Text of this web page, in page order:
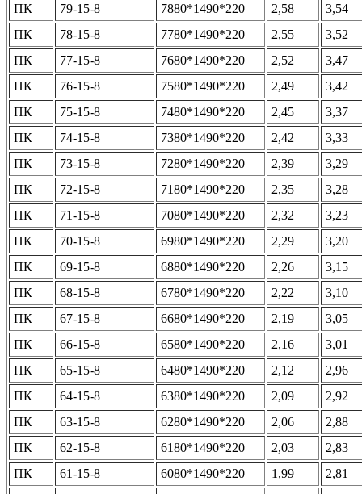
ПК 79-15-8 7880*1490*220 2,58
3,54
ПК
78-15-8 7780*1490*220 2,55
3,52
ПК
77-15-8 7680*1490*220 2,52
3,47
ПК
76-15-8 7580*1490*220 2,49
3,42
ПК
75-15-8 7480*1490*220 2,45
3,37
ПК
74-15-8 7380*1490*220 2,42
3,33
ПК
73-15-8 7280*1490*220 2,39
3,29
ПК
72-15-8 7180*1490*220 2,35
3,28
ПК
71-15-8 7080*1490*220 2,32
3,23
ПК
70-15-8 6980*1490*220 2,29
3,20
ПК
69-15-8 6880*1490*220 2,26
3,15
ПК
68-15-8 6780*1490*220 2,22
3,10
ПК
67-15-8 6680*1490*220 2,19
3,05
ПК
66-15-8 6580*1490*220 2,16
3,01
ПК
65-15-8 6480*1490*220 2,12
2,96
ПК
64-15-8 6380*1490*220 2,09
2,92
ПК
63-15-8 6280*1490*220 2,06
2,88
ПК
62-15-8 6180*1490*220 2,03
2,83
ПК
61-15-8 6080*1490*220 1,99
2,81